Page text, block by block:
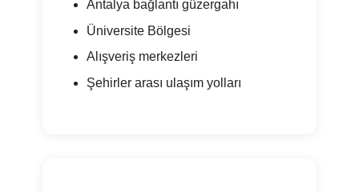
Antalya bağlantı güzergahı
Üniversite Bölgesi
Alışveriş merkezleri
Şehirler arası ulaşım yolları